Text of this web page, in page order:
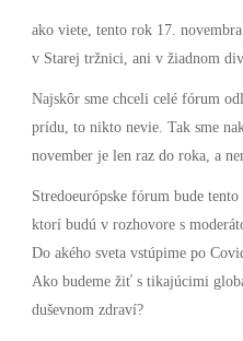
ako viete, tento rok 17.
v Starej tržnici, ani v žiadnom
Najskôr sme chceli celé fórum
prídu, to nikto nevie. Tak sme
november je len raz do roka, a
Stredoeurópske fórum bude
ktorí budú v rozhovore s
Do akého sveta vstúpime po
Ako budeme žiť s tikajúcimi
duševnom zdraví?